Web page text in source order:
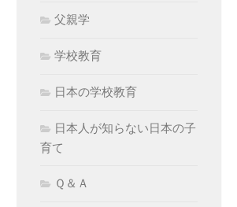
父親学
学校教育
日本の学校教育
日本人が知らない日本の子
育て
Ｑ＆Ａ